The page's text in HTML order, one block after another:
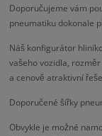
Doporučujeme vám
pneumatiku dokonale
Náš konfigurátor
vašeho vozidla,
a cenově atraktivní
Doporučené šířky
Obvykle je možné